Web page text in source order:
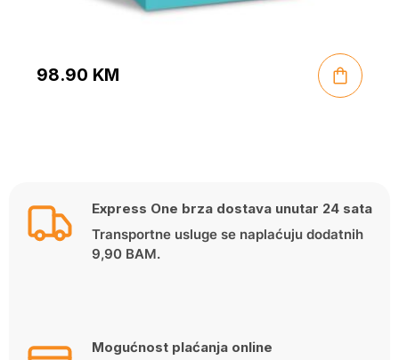
98.90 KM
Express One brza dostava unutar 24 sata
Transportne usluge se naplaćuju dodatnih
9,90 BAM.
Mogućnost plaćanja online